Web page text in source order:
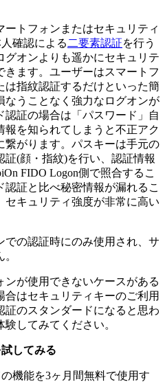
トフォンまたはセキュリティ
確認による 二要素認証を行う
グオンよりも遥かにセキュリテ
きます。ユーザーはスマートフ
は指紋認証するだけといった簡
なうことなく強力なログオンが
証の場合は「パスワード」自
を知られてしまうと不正アク
繋がります。パスキーは手元の
証(顔・指紋)を行い、認証情報
FIDO Logon側で照合するこ
証と比べ秘密情報が漏れるこ
セキュリティ強度が非常に高い
の認証時にのみ使用され、サ
が使用できないケースがある
合はセキュリティキーのご利用
証のスタンダードになると思わ
してみてください。
してみる
機能を3ヶ月間無料で使用す